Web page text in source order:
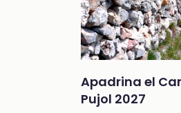
Apadrina el
Pujol 2027